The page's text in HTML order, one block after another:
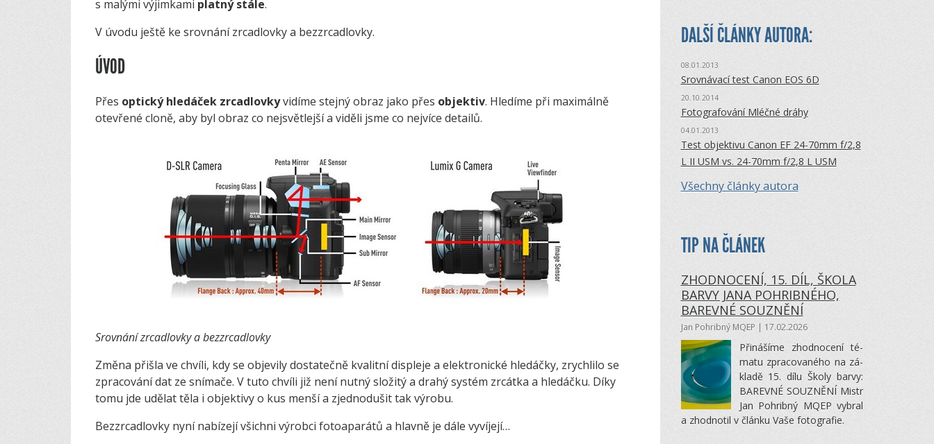
s malými výjimkami platný stále.
V úvodu ještě ke srovnání zrcadlovky a bezzrcadlovky.
ÚVOD
Přes optický hledáček zrcadlovkyvidíme stejný obraz jako přes objektiv. Hledíme při maximálně
otevřené cloně, aby byl obraz co nejsvětlejší a viděli jsme co nejvíce detailů.
Srovnání zrcadlovky a bezzrcadlovky
Změna přišla ve chvíli, kdy se objevily dostatečně kvalitní displeje a elektronické hledáčky, zrychlilo se
zpracování dat ze snímače. V tuto chvíli již není nutný složitý a drahý systém zrcátka a hledáčku. Díky
tomu jde udělat těla i objektivy o kus menší a zjednodušit tak výrobu.
Bezzrcadlovky nyní nabízejí všichni výrobci fotoaparátů a hlavně je dále vyvíjejí…
DALŠÍ ČLÁNKY AUTORA:
08.01.2013
Srovnávací test Canon EOS 6D
20.10.2014
Fotografování Mléčné dráhy
04.01.2013
Test objektivu Canon EF 24-70mm f/2,8
L II USM vs. 24-70mm f/2,8 L USM
Všechny články autora
TIP NA ČLÁNEK
ZHODNOCENÍ, 15. DÍL, ŠKOLA
BARVY JANA POHRIBNÉHO,
BAREVNÉ SOUZNĚNÍ
Jan Pohribný MQEP | 17.02.2026
Při­ná­šíme zhod­no­cení té­
matu zpra­co­va­ného na zá­
kladě 15. dílu Školy barvy:
BA­REVNÉ SOUZNĚNÍ Mistr
Jan Po­hribný MQEP vy­bral
a zhod­no­til v článku Vaše fo­to­gra­fie.